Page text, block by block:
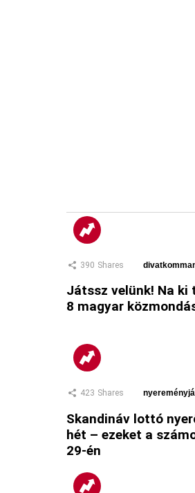
390 Shares
Játssz velünk! Na ki
8 magyar
423 Shares
Skandináv lottó
hét – ezeket a
29-én